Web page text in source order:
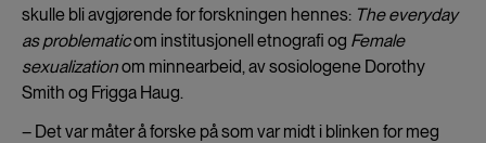
skulle bli avgjørende for forskningen hennes: The everyday
as problematicom institusjonell etnografi og Female
sexualizationom minnearbeid, av sosiologene Dorothy
Smith og Frigga Haug.
– Det var måter å forske på som var midt i blinken for meg